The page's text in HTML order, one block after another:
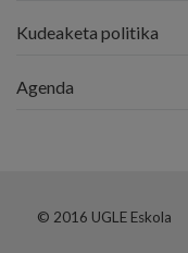
Kudeaketa politika
Agenda
© 2016 UGLE Eskola